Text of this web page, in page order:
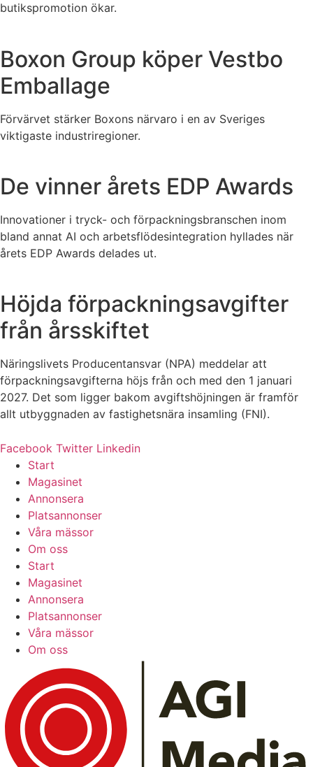
butikspromotion ökar.
Boxon Group köper Vestbo
Emballage
Förvärvet stärker Boxons närvaro i en av Sveriges
viktigaste industriregioner.
De vinner årets EDP Awards
Innovationer i tryck- och förpackningsbranschen inom
bland annat AI och arbetsflödesintegration hyllades när
årets EDP Awards delades ut.
Höjda förpackningsavgifter
från årsskiftet
Näringslivets Producentansvar (NPA) meddelar att
förpackningsavgifterna höjs från och med den 1 januari
2027. Det som ligger bakom avgiftshöjningen är framför
allt utbyggnaden av fastighetsnära insamling (FNI).
Facebook Twitter Linkedin
Start
Magasinet
Annonsera
Platsannonser
Våra mässor
Om oss
Start
Magasinet
Annonsera
Platsannonser
Våra mässor
Om oss